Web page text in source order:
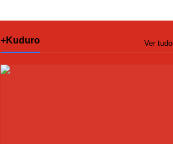
+Kuduro Ver tudo